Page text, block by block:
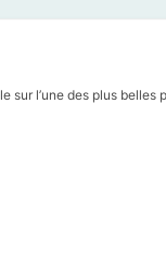
sur l’une des plus